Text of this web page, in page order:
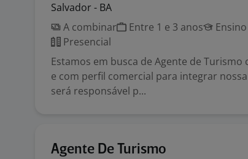
Salvador - BA
A combinar
Entre 1 e 3 anos
Presencial
Estamos em busca de Agente de
e com perfil comercial para integrar
será responsável p...
Agente De Turismo